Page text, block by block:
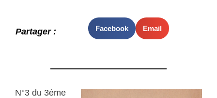
Partager : Facebook Email
N°3 du 3ème